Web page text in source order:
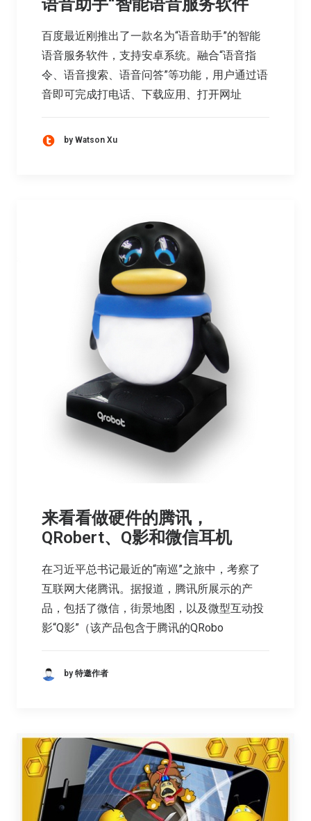
语音助手“智能语音服务软件
百度最近刚推出了一款名为“语音助手”的智能
语音服务软件，支持安卓系统。融合“语音指
令、语音搜索、语音问答”等功能，用户通过语
音即可完成打电话、下载应用、打开网址
by Watson Xu
来看看做硬件的腾讯，
QRobert、Q影和微信耳机
在习近平总书记最近的“南巡”之旅中，考察了
互联网大佬腾讯。据报道，腾讯所展示的产
品，包括了微信，街景地图，以及微型互动投
影“Q影”（该产品包含于腾讯的QRobo
by 特邀作者